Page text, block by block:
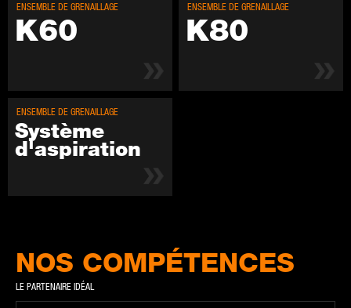
EN­SEMBLE DE GRE­NAIL­LAGE
K60
EN­SEMBLE DE GRE­NAIL­LAGE
K80
EN­SEMBLE DE GRE­NAIL­LAGE
Sys­tème
d'as­pir­a­tion
NOS COMPÉTENCES
LE PARTENAIRE IDÉAL